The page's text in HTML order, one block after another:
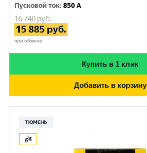
Пусковой ток:850 A
16 740руб.
15 885 руб.
при обмене
Купить в 1 клик
Добавить в корзину
ТЮМЕНЬ